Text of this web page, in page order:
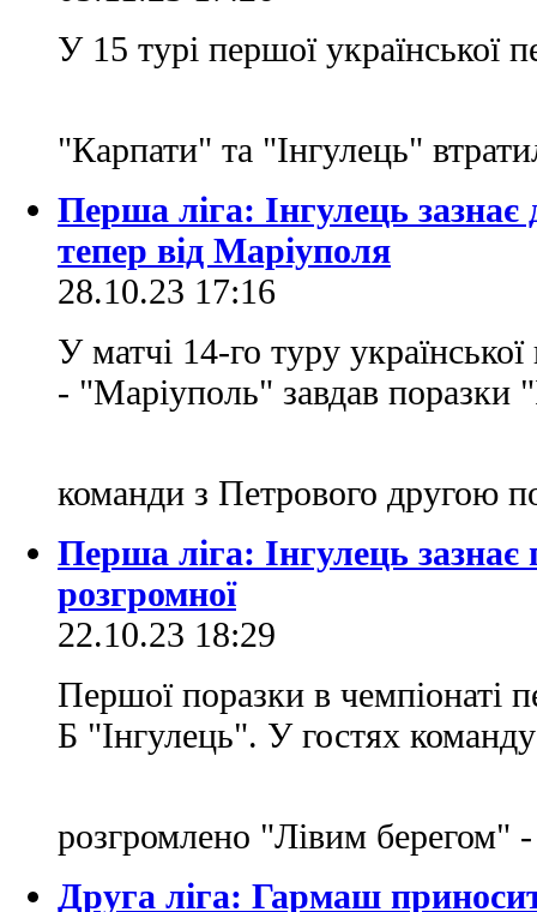
У 15 турі першої української
"Карпати" та "Інгулець"
Перша ліга: Інгулець зазнає
тепер від Маріуполя
28.10.23 17:16
У матчі 14-го туру
- "Маріуполь" завдав поразки
команди з Петрового другою
Перша ліга: Інгулець зазнає
розгромної
22.10.23 18:29
Першої поразки в чемпіонаті
Б "Інгулець". У гостях
розгромлено "Лівим берегом"
Друга ліга: Гармаш